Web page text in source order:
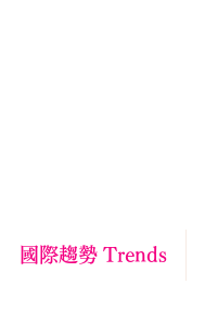
國際趨勢 Trends